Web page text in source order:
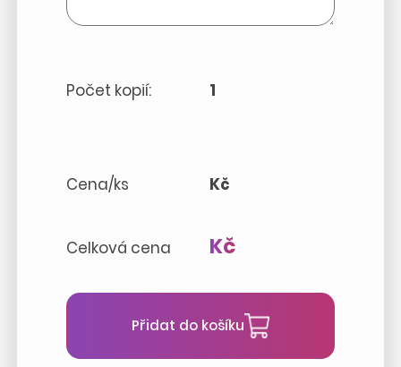
Počet kopií: 1
Cena/ks Kč
Celková cena Kč
Přidat do košíku